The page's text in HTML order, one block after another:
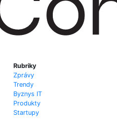
Rubriky
Zprávy
Trendy
Byznys IT
Produkty
Startupy